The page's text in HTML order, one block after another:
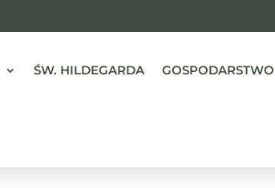
ŚW. HILDEGARDA GOSPODARSTWO